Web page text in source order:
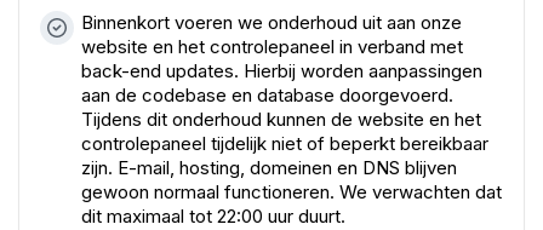
Binnenkort voeren we onderhoud uit aan onze
website en het controlepaneel in verband met
back-end updates. Hierbij worden aanpassingen
aan de codebase en database doorgevoerd.
Tijdens dit onderhoud kunnen de website en het
controlepaneel tijdelijk niet of beperkt bereikbaar
zijn. E-mail, hosting, domeinen en DNS blijven
gewoon normaal functioneren. We verwachten dat
dit maximaal tot 22:00 uur duurt.